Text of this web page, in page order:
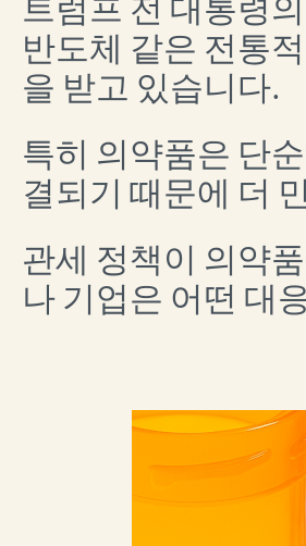
반도체 같은 전통
을 받고 있습니다.
특히 의약품은 단
결되기 때문에 더
관세 정책이 의약
나 기업은 어떤 대